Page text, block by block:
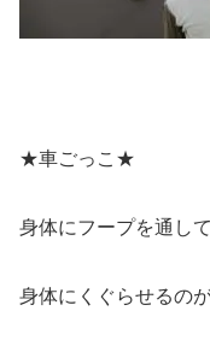
★車ごっこ★
身体にフープを通し
身体にくぐらせるの